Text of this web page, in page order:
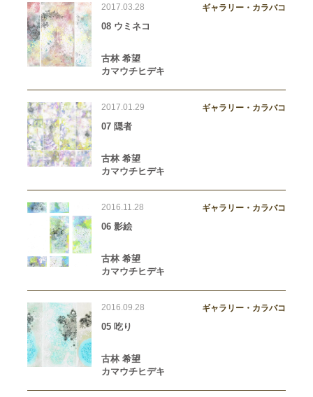
2017.03.28 ギャラリー・カラバコ
08 ウミネコ
古林 希望
カマウチヒデキ
2017.01.29 ギャラリー・カラバコ
07 隠者
古林 希望
カマウチヒデキ
2016.11.28 ギャラリー・カラバコ
06 影絵
古林 希望
カマウチヒデキ
2016.09.28 ギャラリー・カラバコ
05 吃り
古林 希望
カマウチヒデキ